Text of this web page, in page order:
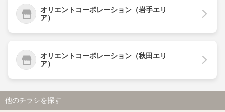
オリエントコーポレーション（岩手エリ
ア）
オリエントコーポレーション（秋田エリ
ア）
他のチラシを探す